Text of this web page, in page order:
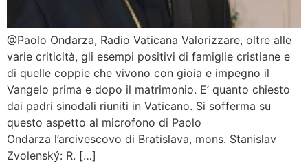
@Paolo Ondarza, Radio Vaticana Valorizzare, oltre alle
varie criticità, gli esempi positivi di famiglie cristiane e
di quelle coppie che vivono con gioia e impegno il
Vangelo prima e dopo il matrimonio. E’ quanto chiesto
dai padri sinodali riuniti in Vaticano. Si sofferma su
questo aspetto al microfono di Paolo
Ondarza l’arcivescovo di Bratislava, mons. Stanislav
Zvolenský: R. […]